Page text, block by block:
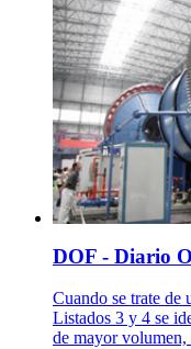
DOF - Diario
Cuando se trate de
Listados 3 y 4 se
de mayor